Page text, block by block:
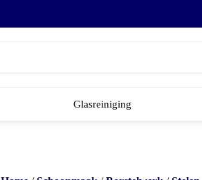
Glasreiniging